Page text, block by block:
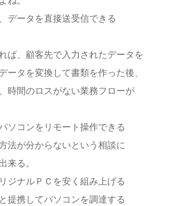
データを直接送受信できる
ば、顧客先で入力されたデータを
タを変換して書類を作った後、
時間のロスがない業務フローが
ソコンをリモート操作できる
法が分からないという相談に
来る。
ジナルＰＣを安く組み上げる
提携してパソコンを調達する